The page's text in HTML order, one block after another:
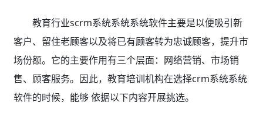
教育行业scrm系统系统系统软件主要是以便吸引新
客户、留住老顾客以及将已有顾客转为忠诚顾客，提升市
场份额。它的主要作用有三个层面：网络营销、市场销
售、顾客服务。因此，教育培训机构在选择crm系统系统
软件的时候，能够 依据以下内容开展挑选。